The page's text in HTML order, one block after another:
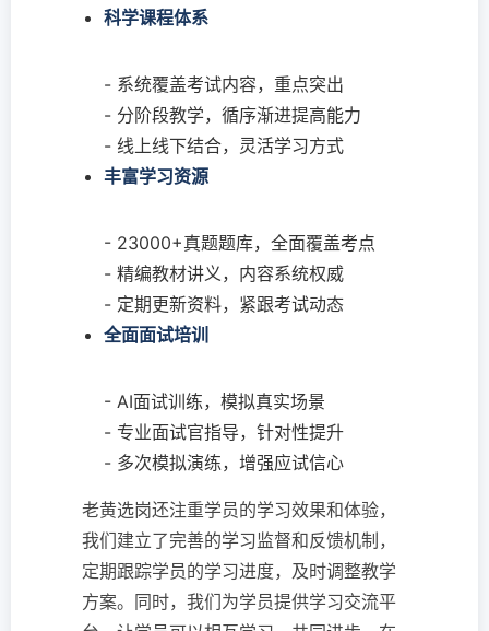
科学课程体系
- 系统覆盖考试内容，重点突出
- 分阶段教学，循序渐进提高能力
- 线上线下结合，灵活学习方式
丰富学习资源
- 23000+真题题库，全面覆盖考点
- 精编教材讲义，内容系统权威
- 定期更新资料，紧跟考试动态
全面面试培训
- AI面试训练，模拟真实场景
- 专业面试官指导，针对性提升
- 多次模拟演练，增强应试信心
老黄选岗还注重学员的学习效果和体验，
我们建立了完善的学习监督和反馈机制，
定期跟踪学员的学习进度，及时调整教学
方案。同时，我们为学员提供学习交流平